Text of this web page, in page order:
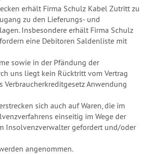
erhält Firma Schulz Kabel Zutritt zu
zu den Lieferungs- und
Insbesondere erhält Firma Schulz
eine Debitoren Saldenliste mit
sowie in der Pfändung der
uns liegt kein Rücktritt vom Vertrag
Verbraucherkreditgesetz Anwendung
sich auch auf Waren, die im
einseitig im Wege der
Insolvenzverwalter gefordert und/oder
angenommen.